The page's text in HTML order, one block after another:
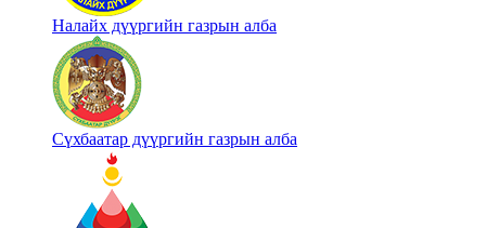
Налайх дүүргийн газрын алба
Сүхбаатар дүүргийн газрын алба